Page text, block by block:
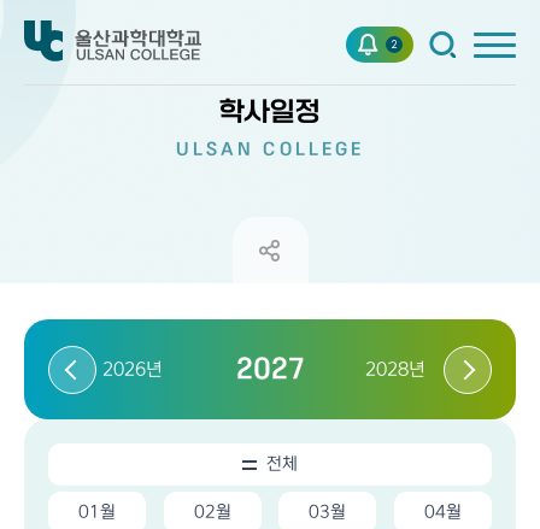
2
학사일정
ULSAN COLLEGE
2026년 2027 2028년
전체
01월 02월 03월 04월